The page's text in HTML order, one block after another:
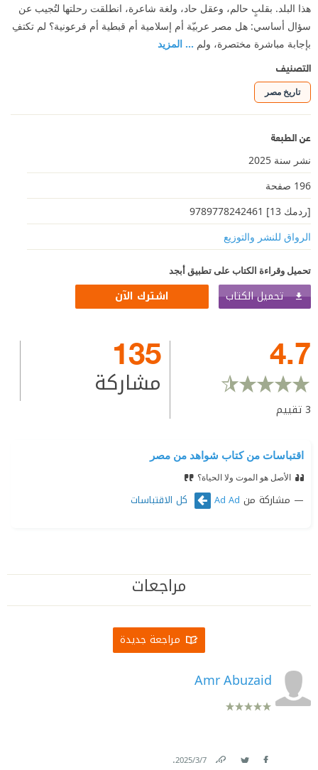
هذا البلد. بقلبٍ حالم، وعقل حاد، ولغة شاعرة، انطلقت رحلتها لتُجيب عن
سؤال أساسي: هل مصر عربيّة أم إسلامية أم قبطية أم فرعونية؟ لم تكتفِ
بإجابة مباشرة مختصرة، ولم ... المزيد
التصنيف
تاريخ مصر
عن الطبعة
نشر سنة 2025
196 صفحة
[ردمك 13] 9789778242461
الرواق للنشر والتوزيع
تحميل وقراءة الكتاب على تطبيق أبجد
تحميل الكتاب اشترك الآن
4.7
3تقييم
135
مشاركة
اقتباسات من كتاب شواهد من مصر
الأصل هو الموت ولا الحياة؟
مشاركة من Ad Ad كل الاقتباسات
مراجعات
مراجعة جديدة
Amr Abuzaid
7‏/3‏/2025
.